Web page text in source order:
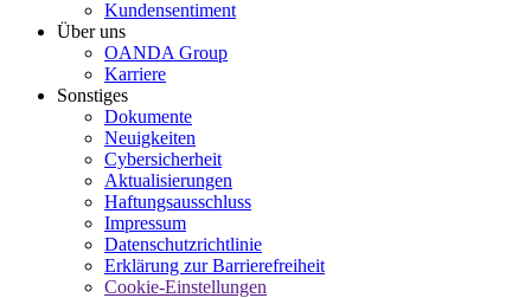
Kundensentiment
Über uns
OANDA Group
Karriere
Sonstiges
Dokumente
Neuigkeiten
Cybersicherheit
Aktualisierungen
Haftungsausschluss
Impressum
Datenschutzrichtlinie
Erklärung zur Barrierefreiheit
Cookie-Einstellungen